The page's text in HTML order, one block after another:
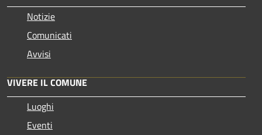
Notizie
Comunicati
Avvisi
VIVERE IL COMUNE
Luoghi
Eventi